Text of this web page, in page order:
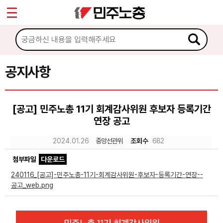
공지사항
[공고] 민주노총 11기 회계감사위원 후보자 등록기간
연장 공고
2024.01.26 중앙선관위 조회수 682
첨부파일
다운로드
240116_[공고]-민주노총-11기-회계감사위원-후보자-등록기간-연장--
공고_web.png
마이페이지
소개
소식
공지사항
성명·보도
노동상담
자료
Sketchbook5, 스케치북5
Sketchbook5, 스케치북5